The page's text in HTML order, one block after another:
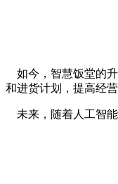
如今，智慧饭堂的升
和进货计划，提高经
未来，随着人工智能